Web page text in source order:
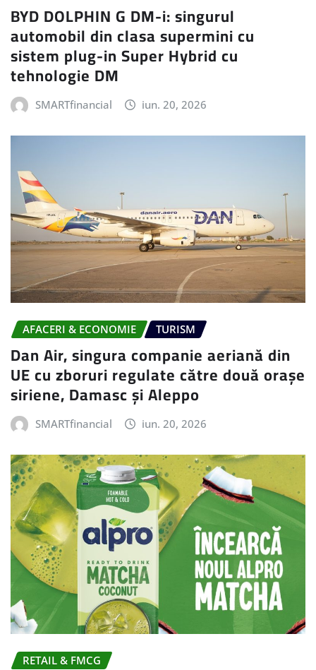
BYD DOLPHIN G DM-i: singurul
automobil din clasa supermini cu
sistem plug-in Super Hybrid cu
tehnologie DM
SMARTfinancial iun. 20, 2026
AFACERI & ECONOMIE TURISM
Dan Air, singura companie aeriană din
UE cu zboruri regulate către două orașe
siriene, Damasc și Aleppo
SMARTfinancial iun. 20, 2026
RETAIL & FMCG